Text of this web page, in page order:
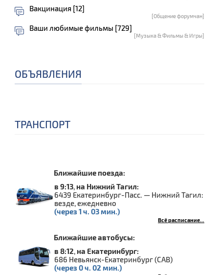
Вакцинация [12]
[Общение форумчан]
Ваши любимые фильмы [729]
[Музыка & Фильмы & Игры]
ОБЪЯВЛЕНИЯ
ТРАНСПОРТ
Ближайшие поезда:
в 9:13, на Нижний Тагил:
6439 Екатеринбург-Пасс. — Нижний Тагил:
везде, ежедневно
(через 1 ч. 03 мин.)
Всё расписание...
Ближайшие автобусы:
в 8:12, на Екатеринбург:
686 Невьянск-Екатеринбург (САВ)
(через 0 ч. 02 мин.)